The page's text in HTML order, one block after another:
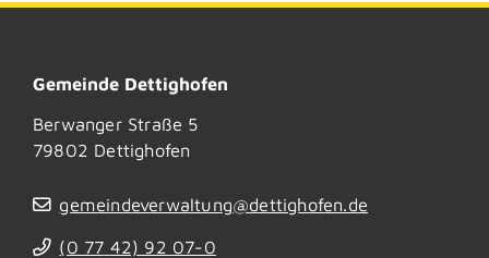
Gemeinde Dettighofen
Berwanger Straße 5
79802 Dettighofen
gemeindeverwaltung@dettighofen.de
(0 77 42) 92 07-0